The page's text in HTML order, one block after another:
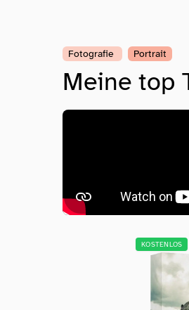
Fotografie Portrait
Meine top
KOSTENLOS